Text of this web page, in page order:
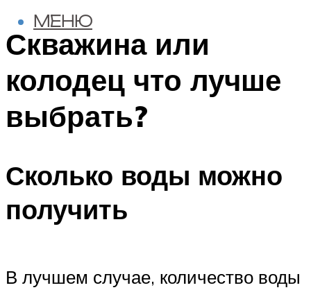
МЕНЮ
Скважина или
колодец что лучше
выбрать?
Сколько воды можно
получить
В лучшем случае, количество воды